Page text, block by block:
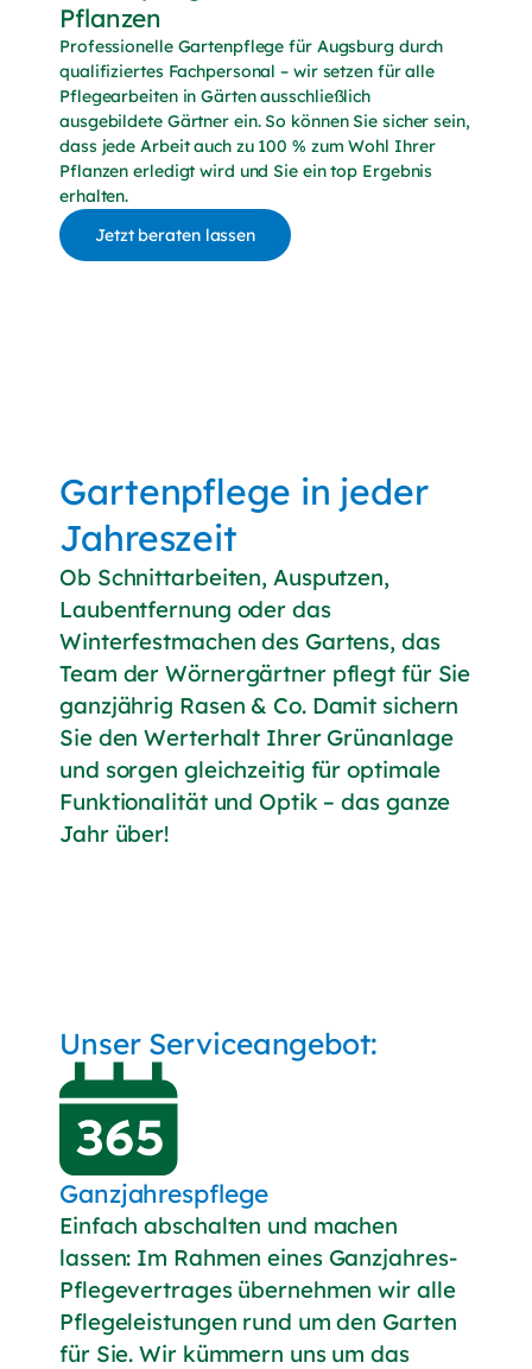
Pflanzen
Professionelle Gartenpflege für Augsburg durch
qualifiziertes Fachpersonal – wir setzen für alle
Pflegearbeiten in Gärten ausschließlich
ausgebildete Gärtner ein. So können Sie sicher sein,
dass jede Arbeit auch zu 100 % zum Wohl Ihrer
Pflanzen erledigt wird und Sie ein top Ergebnis
erhalten.
Jetzt beraten lassen
Gartenpflege in jeder
Jahreszeit
Ob Schnittarbeiten, Ausputzen,
Laubentfernung oder das
Winterfestmachen des Gartens, das
Team der Wörnergärtner pflegt für Sie
ganzjährig Rasen & Co. Damit sichern
Sie den Werterhalt Ihrer Grünanlage
und sorgen gleichzeitig für optimale
Funktionalität und Optik – das ganze
Jahr über!
Unser Serviceangebot:
Ganzjahrespflege
Einfach abschalten und machen
lassen: Im Rahmen eines Ganzjahres-
Pflegevertrages übernehmen wir alle
Pflegeleistungen rund um den Garten
für Sie. Wir kümmern uns um das